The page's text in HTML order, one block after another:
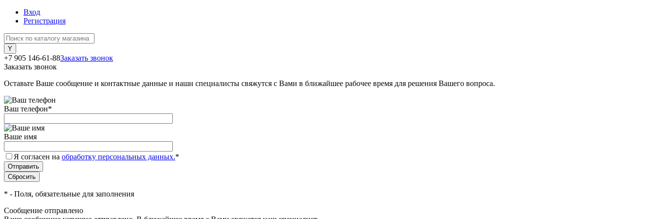
Вход
Регистрация
+7 905 146-61-88Заказать звонок
Заказать звонок
Оставьте Ваше сообщение и контактные данные и наши специалисты свяжутся с Вами в ближайшее рабочее время для решения Вашего вопроса.
Ваш телефон*
Ваше имя
Я согласен на обработку персональных данных.*
* - Поля, обязательные для заполнения
Сообщение отправлено